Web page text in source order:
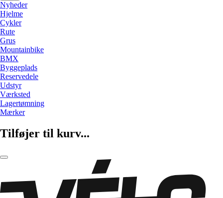
Nyheder
Hjelme
Cykler
Rute
Grus
Mountainbike
BMX
Byggeplads
Reservedele
Udstyr
Værksted
Lagertømning
Mærker
Tilføjer til kurv...